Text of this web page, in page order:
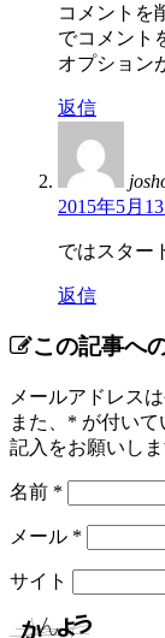
コメントを
でコメント
オプション
返信
2015年5月
ではスター
返信
この記事へ
メールアドレス
また、 * が付いて
記入をお願いしま
名前 *
メール *
サイト